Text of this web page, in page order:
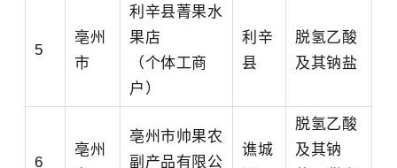
5
亳州
市
利辛县菁果水
果店
（个体工商
户）
利辛
县
脱氢乙酸
及其钠盐
6
亳州
亳州市帅果农
副产品有限公
谯城
脱氢乙酸
及其钠